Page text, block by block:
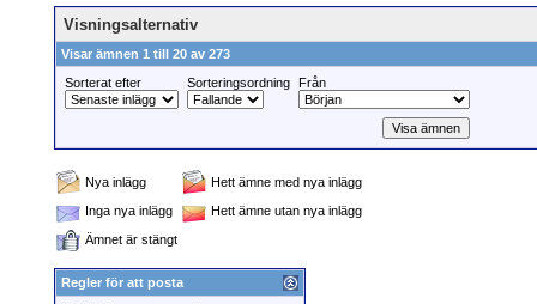
Visningsalternativ
Visar ämnen 1 till 20 av 273
Sorterat efter
Sorteringsordning Från
Nya inlägg
Hett ämne med nya inlägg
Inga nya inlägg
Hett ämne utan nya inlägg
Ämnet är stängt
Regler för att posta